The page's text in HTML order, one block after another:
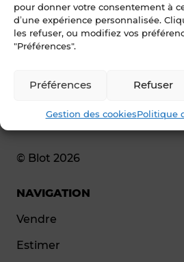
pour donner votre consentement à
d’une expérience personnalisée.
les refuser, ou modifiez vos
"Préférences".
Refuser
Préférences
Gestion des cookiesPolitique
© Blot 2026
NAVIGATION
Vendre
Estimer